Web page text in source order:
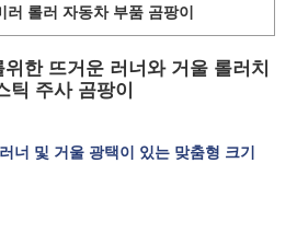
러 롤러 자동차 부품 곰팡이
한 뜨거운 러너와 거울 롤러치
틱 주사 곰팡이
너 및 거울 광택이 있는 맞춤형 크기